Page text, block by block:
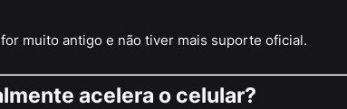
muito antigo e não tiver mais suporte oficial.
acelera o celular?